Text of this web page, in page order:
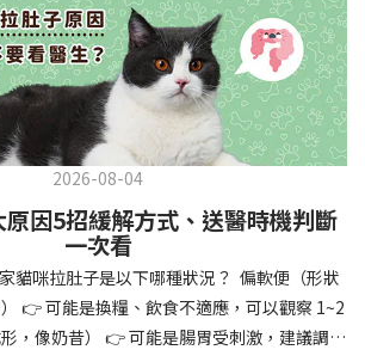
風險。規律的如廁訓練則能養成良好衛生習
淨舒適。增強溝通與信任關係訓練過程就像
助你和幼犬更好地理解彼此。當幼犬學會回
了互動機會，也建立了主人作為領導者的地
能培養幼犬對你的信任感，強化情感連結，
。培養社交技能與適應能力及早接觸各種環
犬成長為自信穩定的成犬。適當的社會化訓練
他狗狗、動物和人類和平相處，減少恐懼或攻
能力使幼犬未來能從容面對獸醫檢查、美容
各種情境，大大提升生活品質。 訓練幼犬不只
造性格和習慣的過程！ 透過耐心且一致的訓
聽話的好狗狗，更能建立起相互尊重的終身
2026-08-04
因5招緩解方式、送醫時機判斷
一次看
貓咪拉肚子是以下哪種狀況？ 偏軟便（形狀
👉 可能是換糧、飲食不適應，可以觀察 1~2
，像奶昔） 👉 可能是腸胃受刺激，建議調整